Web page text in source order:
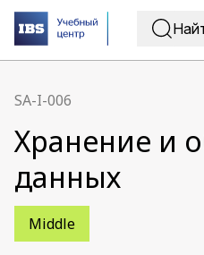
SA-I-006
Хранение и
данных
Middle